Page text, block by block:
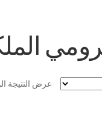
عرض النتيجة